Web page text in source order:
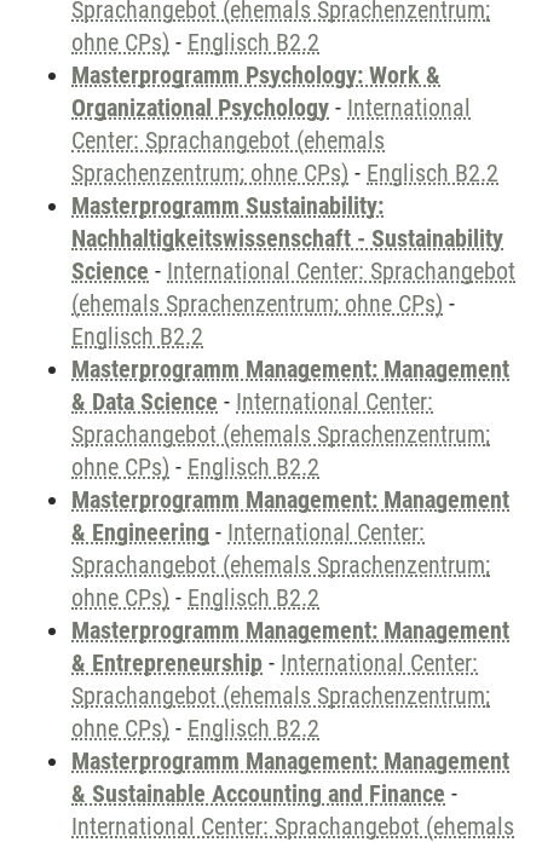
Sprachangebot (ehemals Sprachenzentrum;
ohne CPs) - Englisch B2.2
Masterprogramm Psychology: Work &
Organizational Psychology - International
Center: Sprachangebot (ehemals
Sprachenzentrum; ohne CPs) - Englisch B2.2
Masterprogramm Sustainability:
Nachhaltigkeitswissenschaft - Sustainability
Science - International Center: Sprachangebot
(ehemals Sprachenzentrum; ohne CPs) -
Englisch B2.2
Masterprogramm Management: Management
& Data Science - International Center:
Sprachangebot (ehemals Sprachenzentrum;
ohne CPs) - Englisch B2.2
Masterprogramm Management: Management
& Engineering - International Center:
Sprachangebot (ehemals Sprachenzentrum;
ohne CPs) - Englisch B2.2
Masterprogramm Management: Management
& Entrepreneurship - International Center:
Sprachangebot (ehemals Sprachenzentrum;
ohne CPs) - Englisch B2.2
Masterprogramm Management: Management
& Sustainable Accounting and Finance -
International Center: Sprachangebot (ehemals